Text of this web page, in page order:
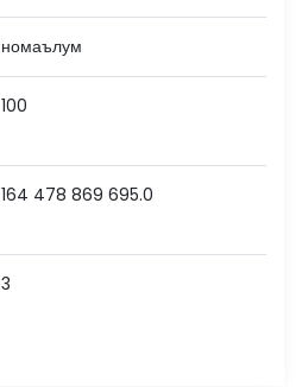
номаълум
100
164 478 869 695.0
3